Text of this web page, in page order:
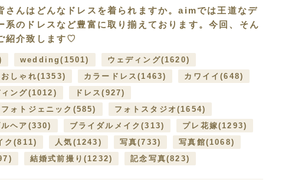
さんはどんなドレスを着られますか。aimでは王道なデ
のドレスなど豊富に取り揃えております。今回、そん
紹介致します♡
wedding(1501) ウェディング(1620)
おしゃれ(1353) カラードレス(1463) カワイイ(648)
ング(1012) ドレス(927)
フォトジェニック (585) フォトスタジオ(1654)
ヘア (330) ブライダルメイク(313) プレ花嫁(1293)
ク(811) 人気 (1243) 写真(733) 写真館(1068)
結婚式前撮り(1232) 記念写真(823)